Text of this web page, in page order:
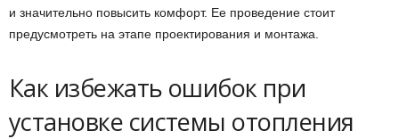
и значительно повысить комфорт. Ее проведение стоит
предусмотреть на этапе проектирования и монтажа.
Как избежать ошибок при
установке системы отопления